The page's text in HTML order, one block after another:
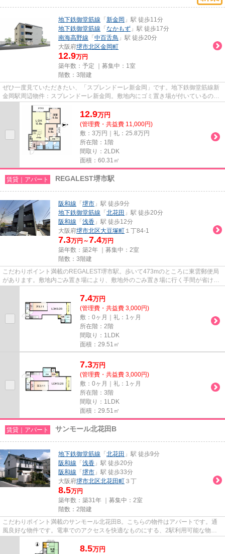
地下鉄御堂筋線 「 新金岡 」駅 徒歩11分
地下鉄御堂筋線 「 なかもず 」駅 徒歩17分
南海高野線 「 中百舌鳥 」駅 徒歩20分
大阪府堺市北区金岡町
12.9万円
築年数：予定 ｜募集中： 1室
階数：3階建
ぜひ一度見ていただきたい、「スプレンドーレ新金岡」です。地下鉄御堂筋線新
金岡駅周辺物件：スプレンドーレ新金岡。敷地内にゴミ置き場が付いているの
で、遠くまで運ぶ必要がなくゴ...
12.9万円
(管理費・共益費 11,000円)
敷：3万円｜礼：25.8万円
所在階：1階
間取り：2LDK
面積：60.31㎡
賃貸｜アパート REGALEST堺市駅
阪和線 「 堺市 」駅 徒歩9分
地下鉄御堂筋線 「 北花田 」駅 徒歩20分
阪和線 「 浅香 」駅 徒歩12分
大阪府堺市北区大豆塚町 １丁84-1
7.3万円～7.4万円
築年数：築2年 ｜募集中： 2室
階数：3階建
こだわりポイント満載のREGALEST堺市駅。歩いて473mのところに東雲郵便局
があります。敷地内ごみ置き場により、敷地外のごみ置き場に行く手間が省けま
7.4万円
(管理費・共益費 3,000円)
敷：0ヶ月｜礼：1ヶ月
所在階：2階
間取り：1LDK
面積：29.51㎡
7.3万円
(管理費・共益費 3,000円)
敷：0ヶ月｜礼：1ヶ月
所在階：3階
間取り：1LDK
面積：29.51㎡
賃貸｜アパート サンモール北花田B
地下鉄御堂筋線 「 北花田 」駅 徒歩9分
阪和線 「 浅香 」駅 徒歩20分
阪和線 「 堺市 」駅 徒歩33分
大阪府堺市北区北花田町 ３丁
8.5万円
築年数：築31年 ｜募集中： 2室
階数：2階建
こだわりポイント満載のサンモール北花田B。こちらの物件はアパートです。通
風良好な物件です。電車でのアクセスを快適なものにする、2駅利用可能な物件
です。当社スタッフが地域の賃...
8.5万円